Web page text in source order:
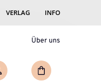
VERLAG INFO
Über uns